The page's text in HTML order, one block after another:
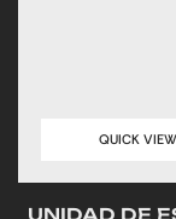
QUICK VIEW
UNIDAD DE